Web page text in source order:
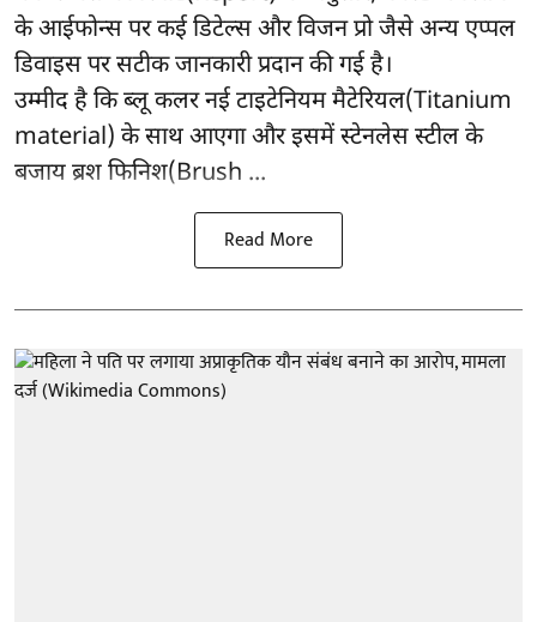
के आईफोन्स पर कई डिटेल्स और विजन प्रो जैसे अन्य एप्पल
डिवाइस पर सटीक जानकारी प्रदान की गई है।
उम्मीद है कि ब्लू कलर नई टाइटेनियम मैटेरियल(Titanium
material) के साथ आएगा और इसमें स्टेनलेस स्टील के
बजाय ब्रश फिनिश(Brush ...
Read More